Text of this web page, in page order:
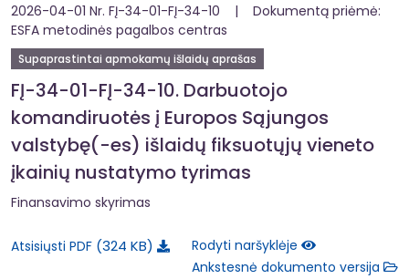
2026-04-01 Nr. FĮ-34-01-FĮ-34-10 | Dokumentą priėmė:
ESFA metodinės pagalbos centras
Supaprastintai apmokamų išlaidų aprašas
FĮ-34-01-FĮ-34-10. Darbuotojo
komandiruotės į Europos Sąjungos
valstybę(-es) išlaidų fiksuotųjų vieneto
įkainių nustatymo tyrimas
Finansavimo skyrimas
Atsisiųsti PDF 324 KB
Rodyti naršyklėje
Ankstesnė dokumento versija